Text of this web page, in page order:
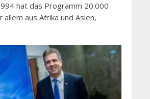
hat das Programm 20.000
aus Afrika und Asien,